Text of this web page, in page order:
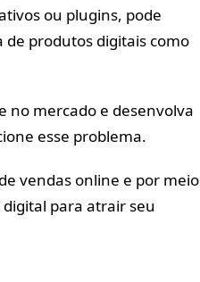
ou plugins, pode
de produtos digitais como
no mercado e desenvolva
esse problema.
vendas online e por meio
para atrair seu